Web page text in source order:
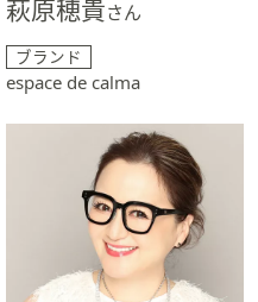
萩原穂貴さん
ブランド
espace de calma